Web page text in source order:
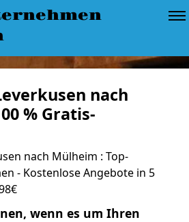
nach
% Gratis-
nach Mülheim : Top-
- Kostenlose Angebote in 5
wenn es um Ihren